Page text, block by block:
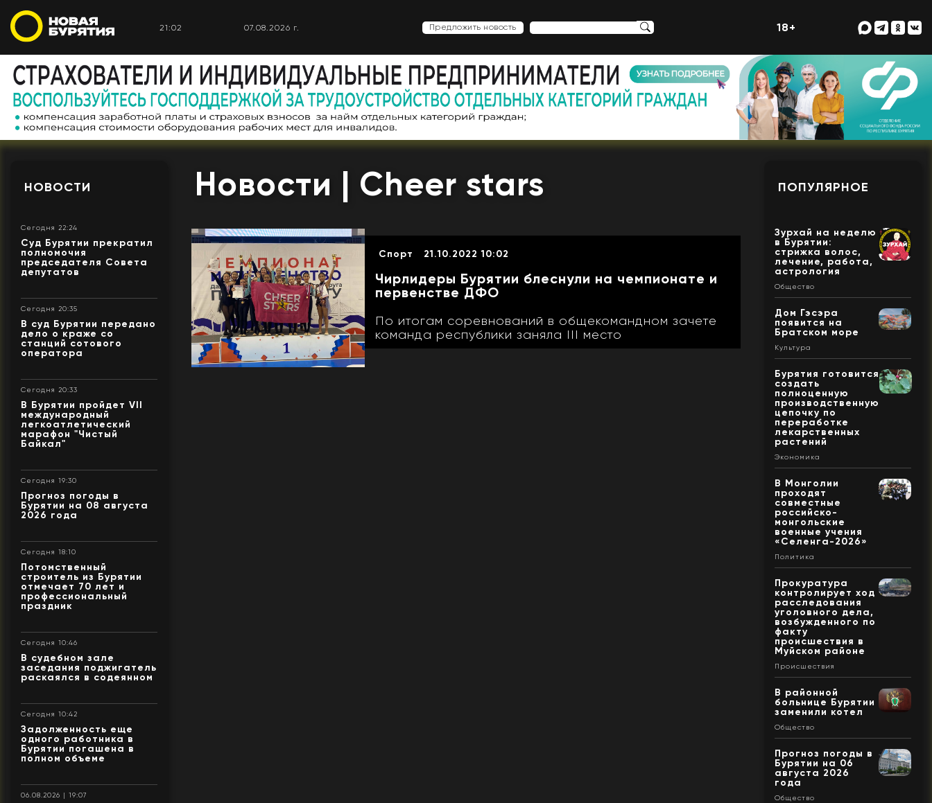
21:02 07.08.2026 г. Предложить новость 18+
НОВОСТИ
Сегодня 22:24
Суд Бурятии прекратил
полномочия
председателя Совета
депутатов
Сегодня 20:35
В суд Бурятии передано
дело о краже со
станций сотового
оператора
Сегодня 20:33
В Бурятии пройдет VII
международный
легкоатлетический
марафон "Чистый
Байкал"
Сегодня 19:30
Прогноз погоды в
Бурятии на 08 августа
2026 года
Сегодня 18:10
Потомственный
строитель из Бурятии
отмечает 70 лет и
профессиональный
праздник
Сегодня 10:46
В судебном зале
заседания поджигатель
раскаялся в содеянном
Сегодня 10:42
Задолженность еще
одного работника в
Бурятии погашена в
полном объеме
06.08.2026 | 19:07
Новости | Cheer stars
Спорт 21.10.2022 10:02
Чирлидеры Бурятии блеснули на чемпионате и
первенстве ДФО
По итогам соревнований в общекомандном зачете
команда республики заняла III место
ПОПУЛЯРНОЕ
Зурхай на неделю
в Бурятии:
стрижка волос,
лечение, работа,
астрология
Общество
Дом Гэсэра
появится на
Братском море
Культура
Бурятия готовится
создать
полноценную
производственную
цепочку по
переработке
лекарственных
растений
Экономика
В Монголии
проходят
совместные
российско-
монгольские
военные учения
«Селенга-2026»
Политика
Прокуратура
контролирует ход
расследования
уголовного дела,
возбужденного по
факту
происшествия в
Муйском районе
Происшествия
В районной
больнице Бурятии
заменили котел
Общество
Прогноз погоды в
Бурятии на 06
августа 2026
года
Общество